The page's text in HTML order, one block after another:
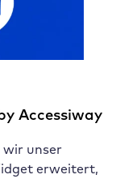
Accessiway
wir unser
erweitert,